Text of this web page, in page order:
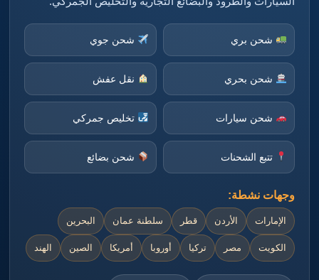
شحن بري شحن جوي
شحن بحري نقل عفش
شحن سيارات تخليص جمركي
تتبع الشحنات شحن بضائع
وجهات نشطة:
الإمارات الأردن قطر سلطنة عمان البحرين
الكويت مصر تركيا أوروبا أمريكا الصين الهند